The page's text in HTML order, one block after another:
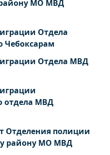
МО МВД
Отдела
Отдела МВД
отдела МВД
Отделения полиции
району МО МВД